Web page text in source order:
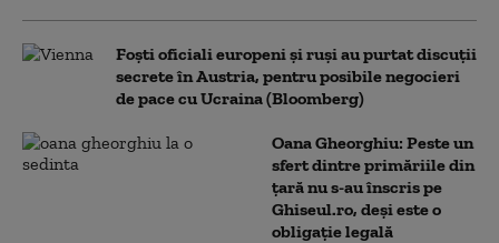
Foști oficiali europeni și ruși au purtat discuții
secrete în Austria, pentru posibile negocieri
de pace cu Ucraina (Bloomberg)
Oana Gheorghiu: Peste un
sfert dintre primăriile din
țară nu s-au înscris pe
Ghiseul.ro, deși este o
obligație legală